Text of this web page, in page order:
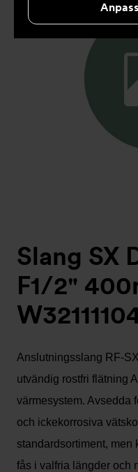
Slang SX
F1/2"
Anslutningsslang RF-
utvändig rostfri flätning
värmesystem. Avsedda
och ickekorrosiva
standardsortiment,
fås i valfria längder och